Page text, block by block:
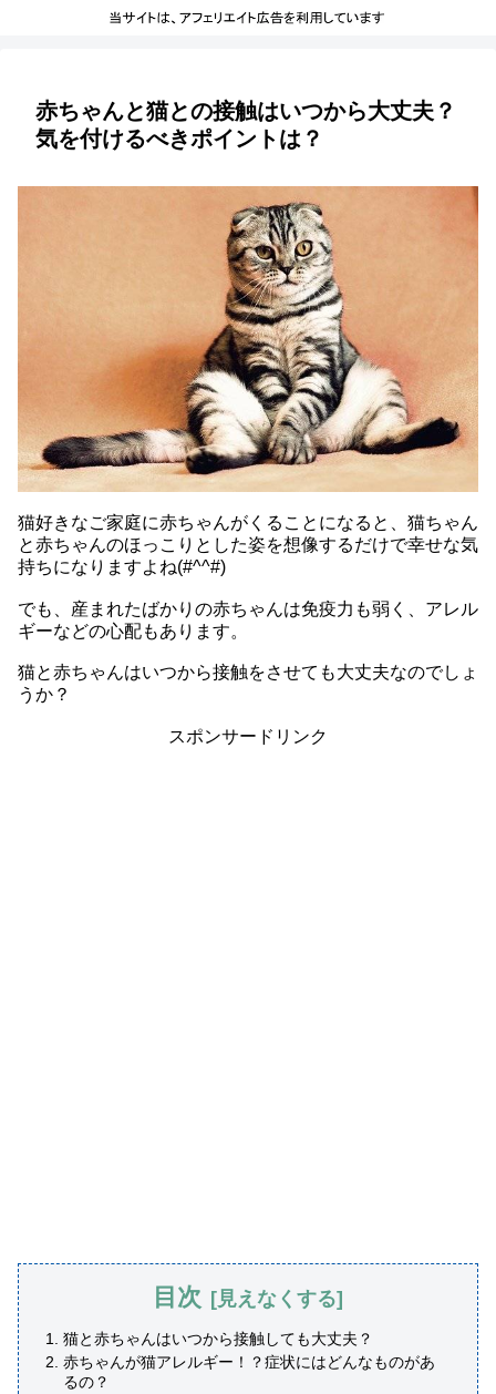
赤ちゃんと猫との接触はいつから大丈夫？
気を付けるべきポイントは？
猫好きなご家庭に赤ちゃんがくることになると、猫ちゃん
と赤ちゃんのほっこりとした姿を想像するだけで幸せな気
持ちになりますよね(#^^#)
でも、産まれたばかりの赤ちゃんは免疫力も弱く、アレル
ギーなどの心配もあります。
猫と赤ちゃんはいつから接触をさせても大丈夫なのでしょ
うか？
スポンサードリンク
目次
猫と赤ちゃんはいつから接触しても大丈夫？
赤ちゃんが猫アレルギー！？症状にはどんなものがあ
るの？